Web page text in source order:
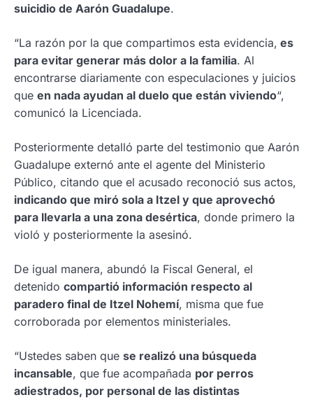
suicidio de Aarón Guadalupe.
“La razón por la que compartimos esta evidencia, es
para evitar generar más dolor a la familia. Al
encontrarse diariamente con especulaciones y juicios
que en nada ayudan al duelo que están viviendo“,
comunicó la Licenciada.
Posteriormente detalló parte del testimonio que Aarón
Guadalupe externó ante el agente del Ministerio
Público, citando que el acusado reconoció sus actos,
indicando que miró sola a Itzel y que aprovechó
para llevarla a una zona desértica, donde primero la
violó y posteriormente la asesinó.
De igual manera, abundó la Fiscal General, el
detenido compartió información respecto al
paradero final de Itzel Nohemí, misma que fue
corroborada por elementos ministeriales.
“Ustedes saben que se realizó una búsqueda
incansable, que fue acompañada por perros
adiestrados, por personal de las distintas